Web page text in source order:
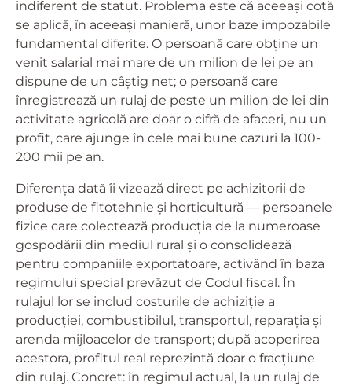
indiferent de statut. Problema este că aceeași cotă
se aplică, în aceeași manieră, unor baze impozabile
fundamental diferite. O persoană care obține un
venit salarial mai mare de un milion de lei pe an
dispune de un câștig net; o persoană care
înregistrează un rulaj de peste un milion de lei din
activitate agricolă are doar o cifră de afaceri, nu un
profit, care ajunge în cele mai bune cazuri la 100-
200 mii pe an.
Diferența dată îi vizează direct pe achizitorii de
produse de fitotehnie și horticultură — persoanele
fizice care colectează producția de la numeroase
gospodării din mediul rural și o consolidează
pentru companiile exportatoare, activând în baza
regimului special prevăzut de Codul fiscal. În
rulajul lor se includ costurile de achiziție a
producției, combustibilul, transportul, reparația și
arenda mijloacelor de transport; după acoperirea
acestora, profitul real reprezintă doar o fracțiune
din rulaj. Concret: în regimul actual, la un rulaj de